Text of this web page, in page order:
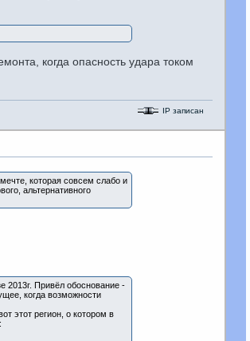
когда опасность удара током
IP записан
которая совсем слабо и
альтернативного
2013г. Привёл обоснование -
когда возможности
этот регион, о котором в